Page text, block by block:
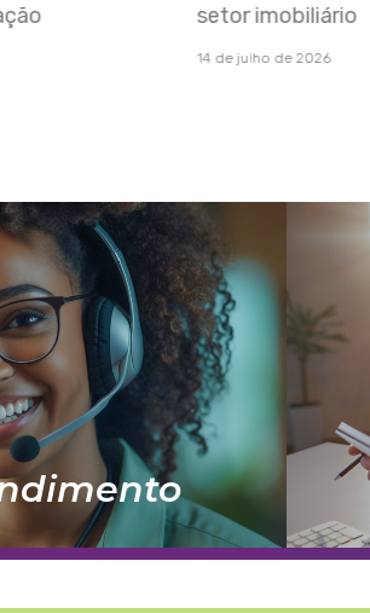
Tributário
10 de julho de 2026